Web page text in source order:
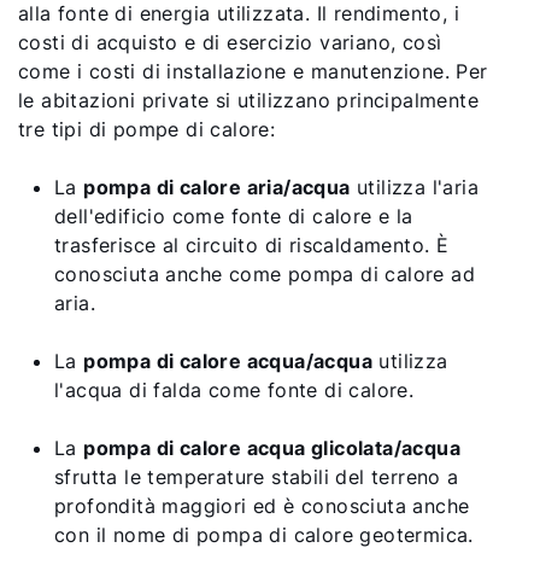
alla fonte di energia utilizzata. Il rendimento, i
costi di acquisto e di esercizio variano, così
come i costi di installazione e manutenzione. Per
le abitazioni private si utilizzano principalmente
tre tipi di pompe di calore:
La pompa di calore aria/acqua utilizza l'aria
dell'edificio come fonte di calore e la
trasferisce al circuito di riscaldamento. È
conosciuta anche come pompa di calore ad
aria.
La pompa di calore acqua/acqua utilizza
l'acqua di falda come fonte di calore.
La pompa di calore acqua glicolata/acqua
sfrutta le temperature stabili del terreno a
profondità maggiori ed è conosciuta anche
con il nome di pompa di calore geotermica.